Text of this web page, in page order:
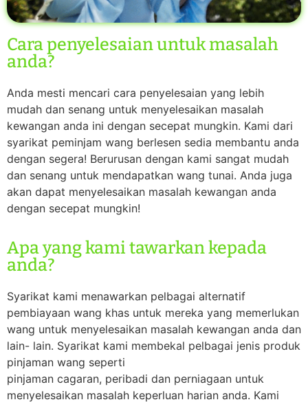
Cara penyelesaian untuk masalah
anda?
Anda mesti mencari cara penyelesaian yang lebih
mudah dan senang untuk menyelesaikan masalah
kewangan anda ini dengan secepat mungkin. Kami dari
syarikat peminjam wang berlesen sedia membantu anda
dengan segera! Berurusan dengan kami sangat mudah
dan senang untuk mendapatkan wang tunai. Anda juga
akan dapat menyelesaikan masalah kewangan anda
dengan secepat mungkin!
Apa yang kami tawarkan kepada
anda?
Syarikat kami menawarkan pelbagai alternatif
pembiayaan wang khas untuk mereka yang memerlukan
wang untuk menyelesaikan masalah kewangan anda dan
lain- lain. Syarikat kami membekal pelbagai jenis produk
pinjaman wang seperti
pinjaman cagaran, peribadi dan perniagaan untuk
menyelesaikan masalah keperluan harian anda. Kami